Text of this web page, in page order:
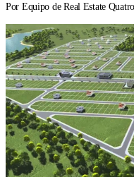
Por Equipo de Real Estate